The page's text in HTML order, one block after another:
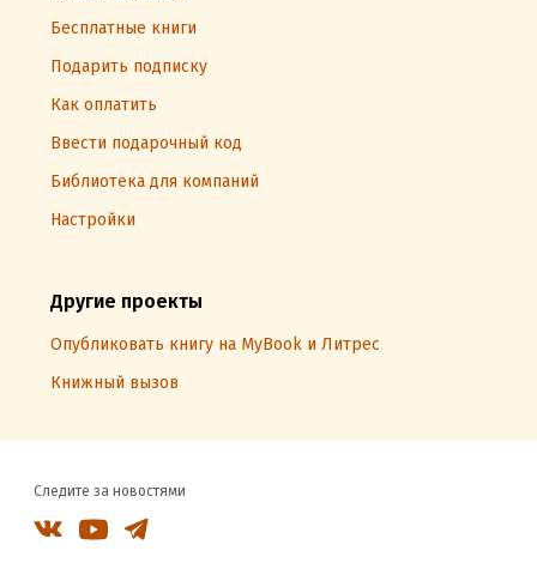
Бесплатные книги
Подарить подписку
Как оплатить
Ввести подарочный код
Библиотека для компаний
Настройки
Другие проекты
Опубликовать книгу на MyBook и Литрес
Книжный вызов
Следите за новостями